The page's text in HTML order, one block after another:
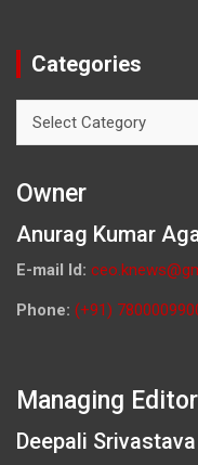
Categories
Owner
Anurag Kumar
E-mail Id:
Phone: (+91)
Managing
Deepali Srivastava